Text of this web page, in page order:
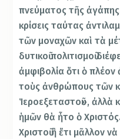
πνεύματος τῆς
κρίσεις ταύτας
τῶν μοναχῶν καὶ τὰ
δυτικοῦ πολιτισμοῦ
ἀμφιβολία ὅτι ὁ πλέον
τοὺς ἀνθρώπους τῶν
Ἱεροεξεταστοῦ», ἀλλὰ
ἡμῶν θὰ ἦτο ὁ
Χριστοῦ ἢ ἔτι μᾶλλον